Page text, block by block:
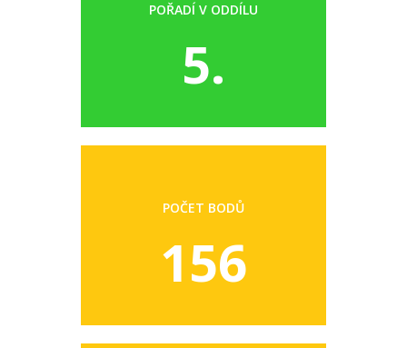
POŘADÍ V ODDÍLU
5.
POČET BODŮ
156